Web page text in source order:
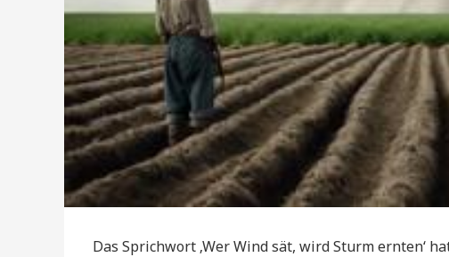
Das Sprichwort ‚Wer Wind sät, wird Sturm ernten‘